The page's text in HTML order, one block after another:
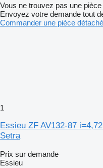
Vous ne trouvez pas une
Envoyez votre demande tout
Commander une pièce
1
Essieu ZF AV132-87
Setra
Prix sur demande
Essieu